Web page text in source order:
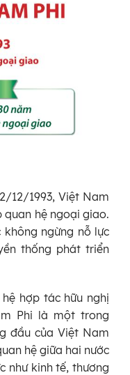
12/1993, Việt Nam
quan hệ ngoại giao.
ngừng nỗ lực
thống phát triển
hợp tác hữu nghị
Phi là một trong
đầu của Việt Nam
hệ giữa hai nước
như kinh tế, thương